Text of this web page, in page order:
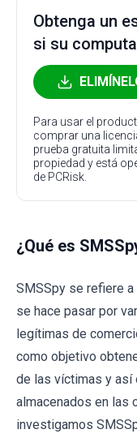
Obtenga un
si su
Para usar el
comprar una
prueba gratuita
propiedad y está
de PCRisk.
¿Qué es
SMSSpy se refiere
se hace pasar por
legítimas de
como objetivo
de las víctimas y así
almacenados en las
investigamos